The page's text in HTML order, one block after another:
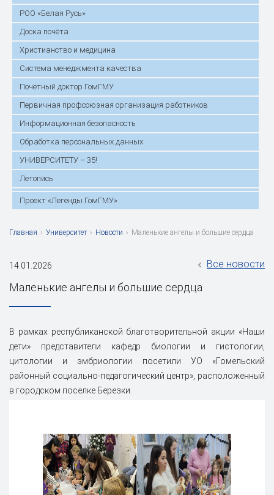
РОО «Белая Русь»
Доска почёта
Христианство и медицина
Система менеджмента качества
Почётный доктор ГомГМУ
Первичная профсоюзная организация работников
Информационная безопасность
Обработка персональных данных
УНИВЕРСИТЕТУ – 35!
Летопись
Проект «Легенды ГомГМУ»
Главная › Университет › Новости › Маленькие ангелы и большие сердца
14.01.2026 Все новости
Маленькие ангелы и большие сердца
В рамках республиканской благотворительной акции «Наши
дети» представители кафедр биологии и гистологии,
цитологии и эмбриологии посетили УО «Гомельский
районный социально-педагогический центр», расположенный
в городском поселке Березки.